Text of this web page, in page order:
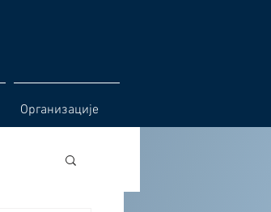
Организације